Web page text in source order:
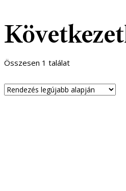
Összesen 1 találat